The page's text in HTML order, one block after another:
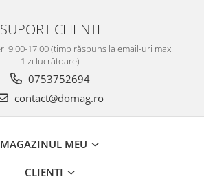
SUPORT CLIENTI
9:00-17:00 (timp răspuns la email-uri max.
1 zi lucrătoare)
0753752694
contact@domag.ro
MAGAZINUL MEU
CLIENTI